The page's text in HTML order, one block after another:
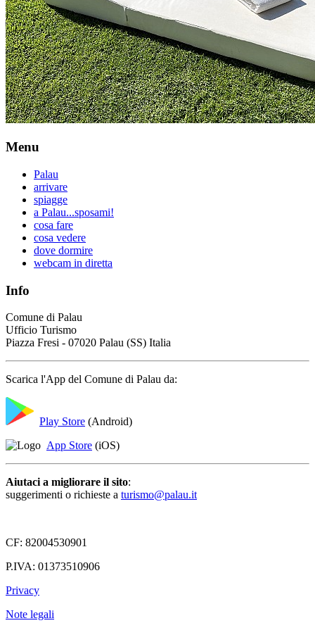
Menu
Palau
arrivare
spiagge
a Palau...sposami!
cosa fare
cosa vedere
dove dormire
webcam in diretta
Info
Comune di Palau
Ufficio Turismo
Piazza Fresi - 07020 Palau (SS) Italia
Scarica l'App del Comune di Palau da:
Play Store (Android)
App Store (iOS)
Aiutaci a migliorare il sito:
suggerimenti o richieste a turismo@palau.it
CF: 82004530901
P.IVA: 01373510906
Privacy
Note legali